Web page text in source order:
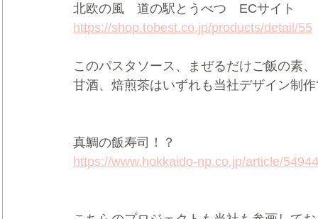
北欧の風　道の駅とうべつ　ECサイト
https://shop.tobest.co.jp/products/detail/55
このパスタソース、まぜるだけご飯の素、
甘酒、焙煎茶はいずれも当社デザイン制
真鯛の飯寿司！？
https://www.hokkaido-np.co.jp/article/